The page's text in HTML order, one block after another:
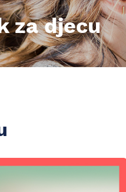
za djecu